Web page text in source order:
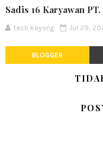
Sadis 16 Karyawan
tacb kayong Jul 29,
BLOGGER